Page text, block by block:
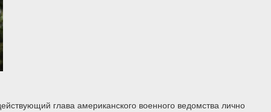
глава американского военного ведомства лично